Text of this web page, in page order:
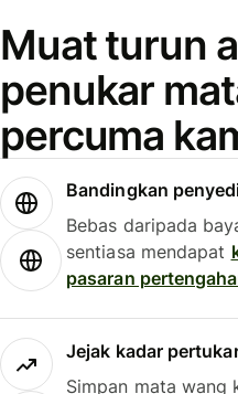
Muat turun
penukar
percuma
Bandingkan
Bebas daripada
sentiasa mendapat
pasaran
Jejak kadar
Simpan mata wang